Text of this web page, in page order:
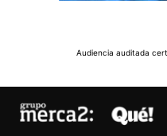
Audiencia auditada